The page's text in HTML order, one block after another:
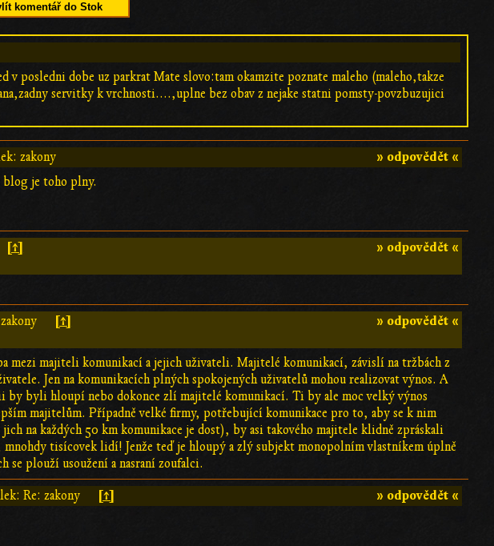
komentář do Stok
posledni dobe uz parkrat Mate slovo:tam okamzite poznate maleho (maleho,takze
servitky k vrchnosti....,uplne bez obav z nejake statni pomsty-povzbuzujici
» odpovědět «
zakony
blog je toho plny.
» odpovědět «
[↑]
» odpovědět «
[↑]
mezi majiteli komunikací a jejich uživateli. Majitelé komunikací, závislí na tržbách z
Jen na komunikacích plných spokojených uživatelů mohou realizovat výnos. A
by byli hloupí nebo dokonce zlí majitelé komunikací. Ti by ale moc velký výnos
majitelům. Případně velké firmy, potřebující komunikace pro to, aby se k nim
na každých 50 km komunikace je dost), by asi takového majitele klidně zpráskali
tisícovek lidí! Jenže teď je hloupý a zlý subjekt monopolním vlastníkem úplně
se plouží usoužení a nasraní zoufalci.
» odpovědět «
Re: zakony [↑]